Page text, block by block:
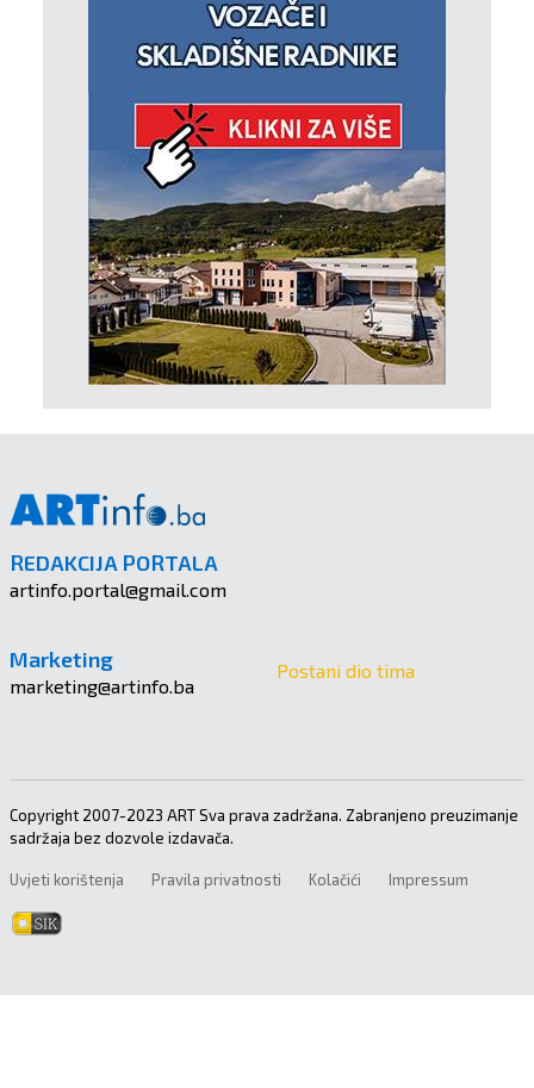
REDAKCIJA PORTALA
artinfo.portal@gmail.com
Marketing
marketing@artinfo.ba
Postani dio tima
Copyright 2007-2023 ART Sva prava zadržana. Zabranjeno preuzimanje
sadržaja bez dozvole izdavača.
Uvjeti korištenja Pravila privatnosti Kolačići Impressum